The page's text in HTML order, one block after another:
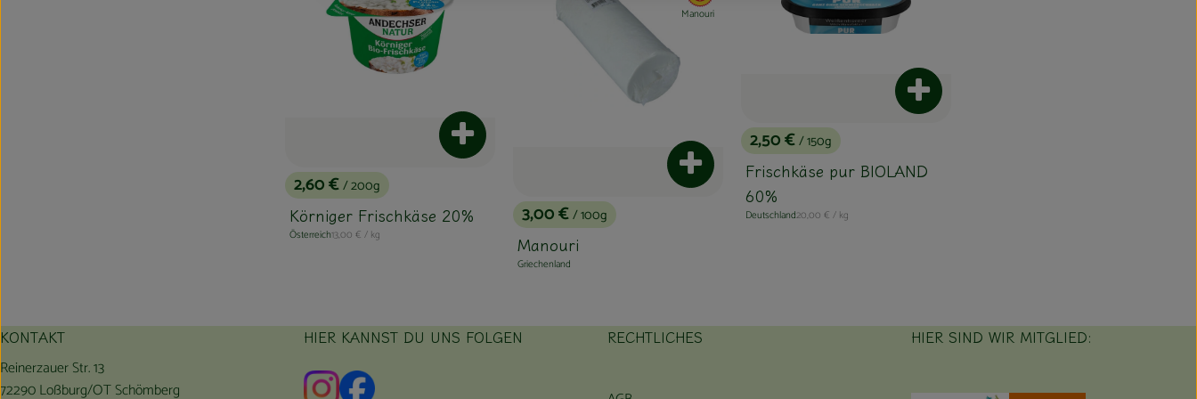
, Preis:
2,60 €/ 200g
Körniger Frischkäse 20%
, Herkunft:
Österreich, Referenzpreis:
13,00 € / kg
Produkt zum Warenkorb hinzufügen
, Preis:
3,00 €/ 100g
Manouri
, Herkunft:
Griechenland
Produkt zum Warenkorb hinzufügen
Manouri
, Preis:
2,50 €/ 150g
Frischkäse pur BIOLAND
60%
, Herkunft:
Deutschland, Referenzpreis:
20,00 € / kg
Produkt zum Warenkorb hinzufügen
KONTAKT
Reinerzauer Str. 13
72290 Loßburg/OT Schömberg
HIER KANNST DU UNS FOLGEN
Externer Link zu https://www.instagram.com/hofbauernhof/
Externer Link zu https://www.facebook.com/farmfarmersfarm
RECHTLICHES HIER SIND WIR MITGLIED: